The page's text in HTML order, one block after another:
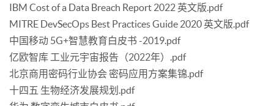
IBM Cost of a Data Breach Report 2022 英文版.pdf
MITRE DevSecOps Best Practices Guide 2020 英文版.pdf
中国移动 5G+智慧教育白皮书 -2019.pdf
亿欧智库 工业元宇宙报告（2022年）.pdf
北京商用密码行业协会 密码应用方案集锦.pdf
十四五 生物经济发展规划.pdf